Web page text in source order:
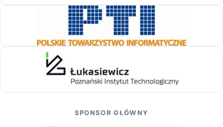
SPONSOR GŁÓWNY